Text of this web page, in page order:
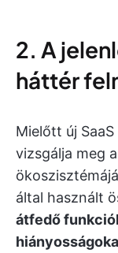
2. A
háttér
Mielőtt új
vizsgálja meg
által használt
átfedő